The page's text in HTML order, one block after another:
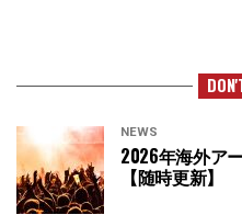
NEWS
2026年海外ア
【随時更新】